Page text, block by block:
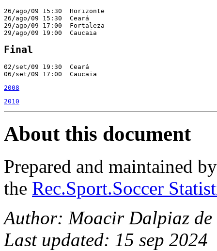
26/ago/09 15:30  Horizonte
26/ago/09 15:30  Ceará
29/ago/09 17:00  Fortaleza
29/ago/09 19:00  Caucaia
Final
02/set/09 19:30  Ceará
06/set/09 17:00  Caucaia
2008
2010
About this document
Prepared and maintained
the Rec.Sport.Soccer
Author: Moacir Dalpiaz de
Last updated: 15 sep 2024